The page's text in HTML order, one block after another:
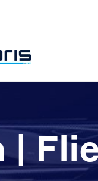
|